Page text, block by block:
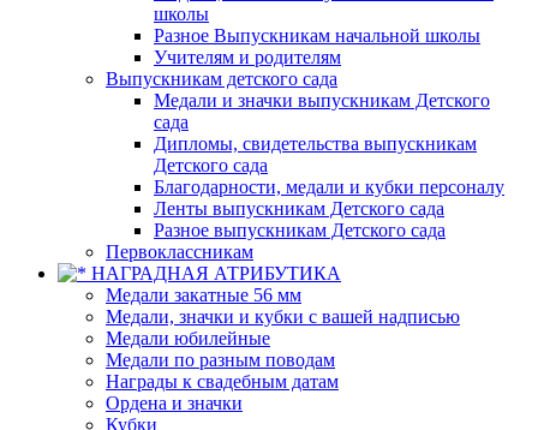
школы
Разное Выпускникам начальной школы
Учителям и родителям
Выпускникам детского сада
Медали и значки выпускникам Детского
сада
Дипломы, свидетельства выпускникам
Детского сада
Благодарности, медали и кубки персоналу
Ленты выпускникам Детского сада
Разное выпускникам Детского сада
Первоклассникам
НАГРАДНАЯ АТРИБУТИКА
Медали закатные 56 мм
Медали, значки и кубки с вашей надписью
Медали юбилейные
Медали по разным поводам
Награды к свадебным датам
Ордена и значки
Кубки